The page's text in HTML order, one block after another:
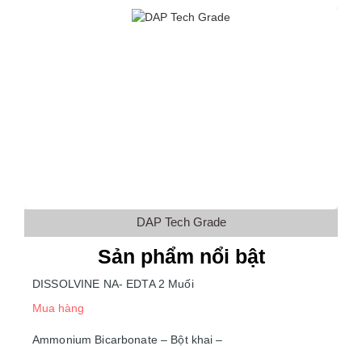
DAP Tech Grade
Sản phẩm nổi bật
DISSOLVINE NA- EDTA 2 Muối
Mua hàng
Ammonium Bicarbonate – Bột khai –